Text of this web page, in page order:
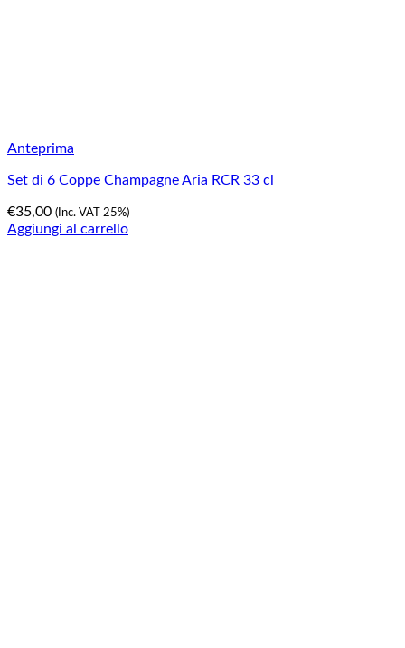
Anteprima
Set di 6 Coppe Champagne Aria RCR 33 cl
€35,00 (Inc. VAT 25%)
Aggiungi al carrello